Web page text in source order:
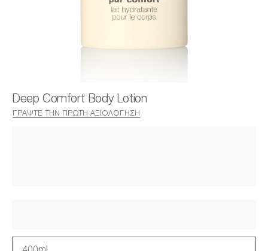
Deep Comfort Body Lotion
ΓΡΆΨΤΕ ΤΗΝ ΠΡΏΤΗ ΑΞΙΟΛΌΓΗΣΗ